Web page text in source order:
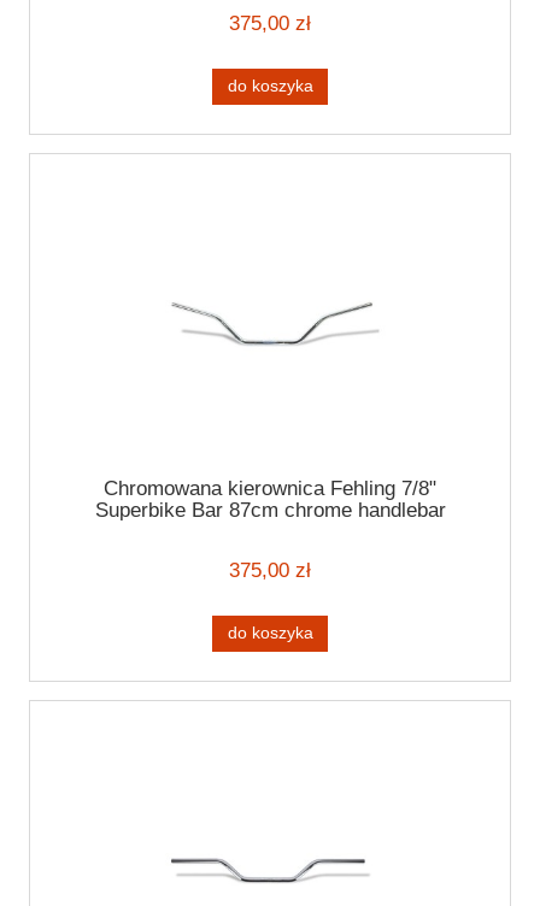
375,00 zł
do koszyka
Chromowana kierownica Fehling 7/8"
Superbike Bar 87cm chrome handlebar
375,00 zł
do koszyka